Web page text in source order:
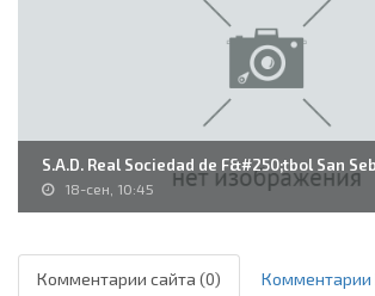
S.A.D. Real Sociedad de F&#250;tbol San
18-сен, 10:45
Комментарии сайта (0) Комментарии